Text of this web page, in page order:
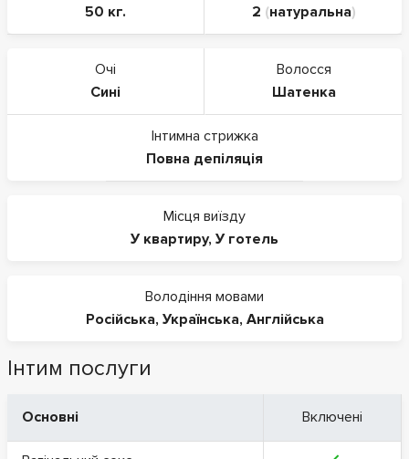
50 кг.
2 (натуральна)
Очі
Сині
Волосся
Шатенка
Інтимна стрижка
Повна депіляція
Місця виїзду
У квартиру, У готель
Володіння мовами
Російська, Українська, Англійська
Інтим послуги
Основні Включені